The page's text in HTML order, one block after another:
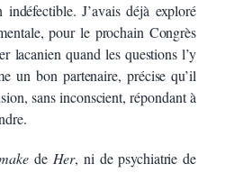
J’avais déjà exploré
pour le prochain Congrès
lacanien quand les questions l’y
un bon partenaire, précise qu’il
sans inconscient, répondant à
de Her, ni de psychiatrie de